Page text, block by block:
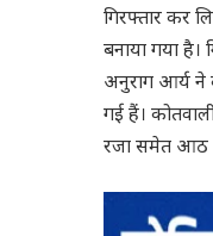
गिरफ्तार कर
बनाया गया
अनुराग आर्य
गई हैं।
रजा समेत आठ